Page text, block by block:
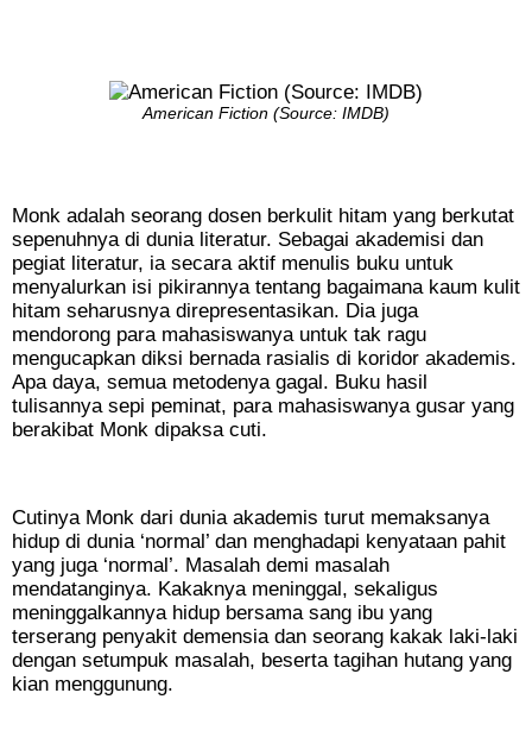
American Fiction (Source: IMDB)
Monk adalah seorang dosen berkulit hitam yang berkutat
sepenuhnya di dunia literatur. Sebagai akademisi dan
pegiat literatur, ia secara aktif menulis buku untuk
menyalurkan isi pikirannya tentang bagaimana kaum kulit
hitam seharusnya direpresentasikan. Dia juga
mendorong para mahasiswanya untuk tak ragu
mengucapkan diksi bernada rasialis di koridor akademis.
Apa daya, semua metodenya gagal. Buku hasil
tulisannya sepi peminat, para mahasiswanya gusar yang
berakibat Monk dipaksa cuti.
Cutinya Monk dari dunia akademis turut memaksanya
hidup di dunia ‘normal’ dan menghadapi kenyataan pahit
yang juga ‘normal’. Masalah demi masalah
mendatanginya. Kakaknya meninggal, sekaligus
meninggalkannya hidup bersama sang ibu yang
terserang penyakit demensia dan seorang kakak laki-laki
dengan setumpuk masalah, beserta tagihan hutang yang
kian menggunung.